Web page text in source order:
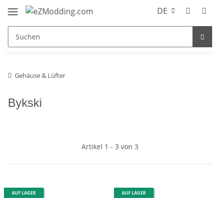
DE
Gehäuse & Lüfter
Bykski
Artikel 1 - 3 von 3
AUF LAGER AUF LAGER